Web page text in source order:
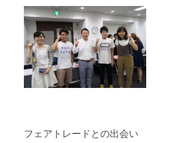
フェアトレードとの出会い